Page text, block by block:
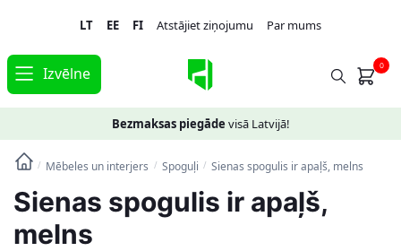
navigation
content
LT EE FI Atstājiet ziņojumu Par mums
Izvēlne 0
Bezmaksas piegāde visā Latvijā!
/ Mēbeles un interjers / Spoguļi / Sienas spogulis ir apaļš, melns
Sienas spogulis ir apaļš,
melns